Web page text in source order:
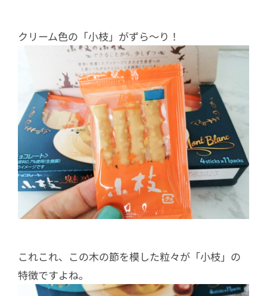
クリーム色の「小枝」がずら～り！
これこれ、この木の節を模した粒々が「小枝」の
特徴ですよね。